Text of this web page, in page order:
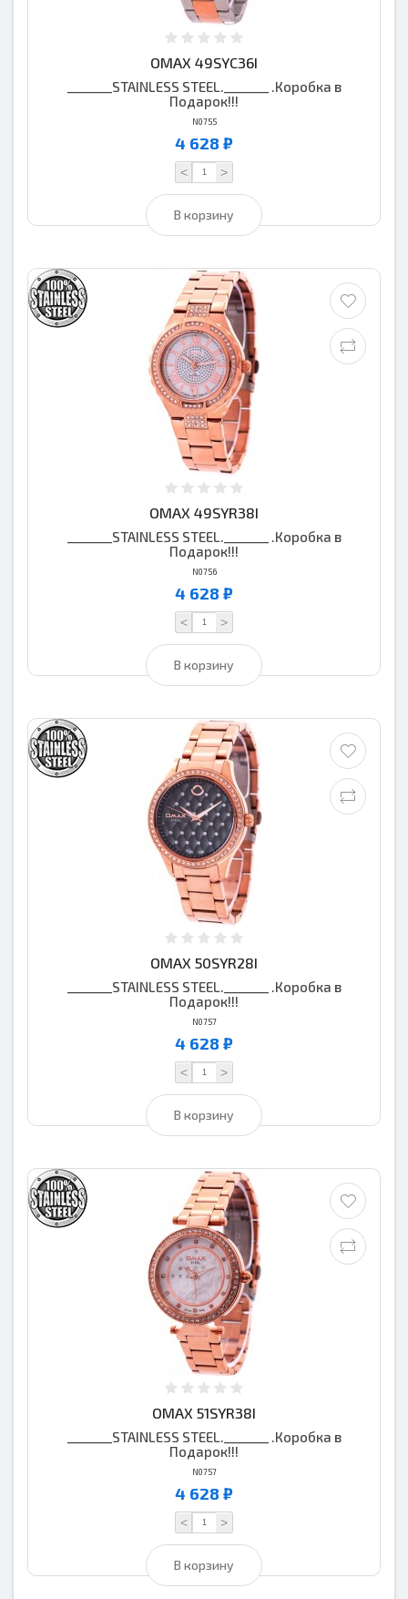
OMAX 49SYC36I
_______STAINLESS STEEL._______ .Коробка в
Подарок!!!
N0755
4 628 ₽
< >
В корзину
OMAX 49SYR38I
_______STAINLESS STEEL._______ .Коробка в
Подарок!!!
N0756
4 628 ₽
< >
В корзину
OMAX 50SYR28I
_______STAINLESS STEEL._______ .Коробка в
Подарок!!!
N0757
4 628 ₽
< >
В корзину
OMAX 51SYR38I
_______STAINLESS STEEL._______ .Коробка в
Подарок!!!
N0757
4 628 ₽
< >
В корзину